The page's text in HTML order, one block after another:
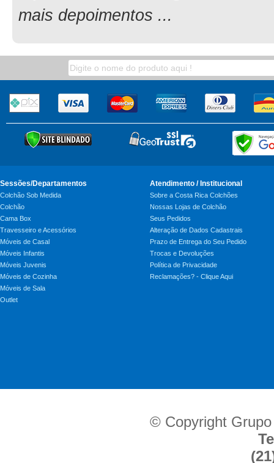
mais depoimentos ...
Sessões/Departamentos
Colchão Sob Medida
Colchão
Cama Box
Travesseiro e Acessórios
Móveis de Casal
Móveis Infantis
Móveis Juvenis
Móveis de Cozinha
Móveis de Sala
Outlet
Atendimento / Institucional
Sobre a Costa Rica Colchões
Nossas Lojas de Colchão
Seus Pedidos
Alteração de Dados Cadastrais
Prazo de Entrega do Seu Pedido
Trocas e Devoluções
Política de Privacidade
Reclamações? - Clique Aqui
© Copyright